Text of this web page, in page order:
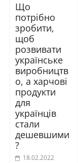
Що
потрібно
зробити,
щоб
розвивати
українське
виробництв
о, а харчові
продукти
для
українців
стали
дешевшими
?
18.02.2022